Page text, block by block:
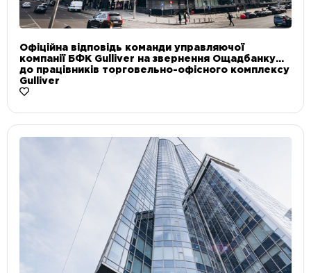
Офіційна відповідь команди управляючої
компанії БФК Gulliver на звернення Ощадбанку
до працівників торговельно-офісного комплексу
Gulliver